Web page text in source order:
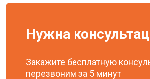
Нужна
Закажите бесплатную
перезвоним за 5 минут